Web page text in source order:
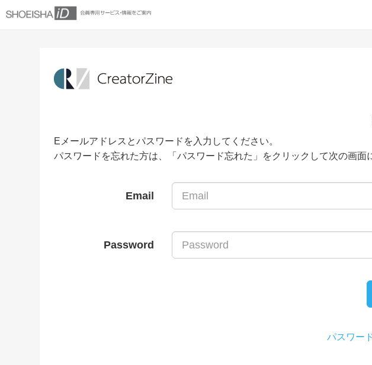
Eメールアドレスとパスワードを入力してください。
パスワードを忘れた方は、「パスワード忘れた」をクリックして次の画面
Email
Password
パスワー